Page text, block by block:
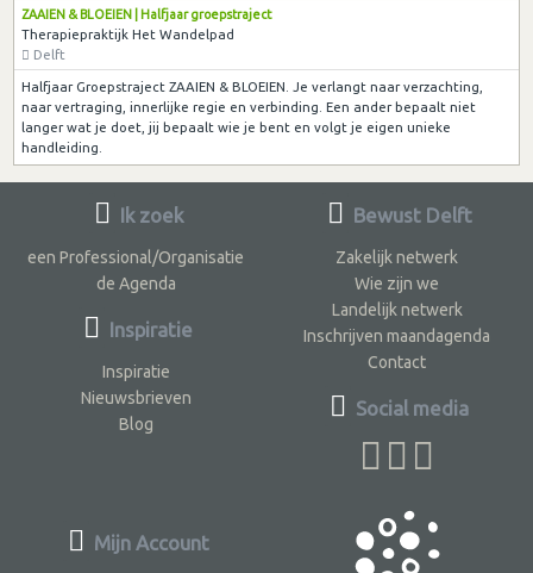
ZAAIEN & BLOEIEN | Halfjaar groepstraject
Therapiepraktijk Het Wandelpad
Delft
Halfjaar Groepstraject ZAAIEN & BLOEIEN. Je verlangt naar verzachting,
naar vertraging, innerlijke regie en verbinding. Een ander bepaalt niet
langer wat je doet, jij bepaalt wie je bent en volgt je eigen unieke
handleiding.
Ik zoek
een Professional/Organisatie
de Agenda
Inspiratie
Inspiratie
Nieuwsbrieven
Blog
Bewust Delft
Zakelijk netwerk
Wie zijn we
Landelijk netwerk
Inschrijven maandagenda
Contact
Social media
Mijn Account